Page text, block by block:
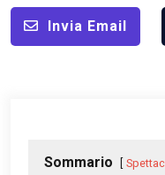
Invia Email
Sommario